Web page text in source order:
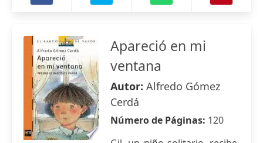
Apareció en mi
ventana
Autor: Alfredo Gómez
Cerdá
Número de Páginas: 120